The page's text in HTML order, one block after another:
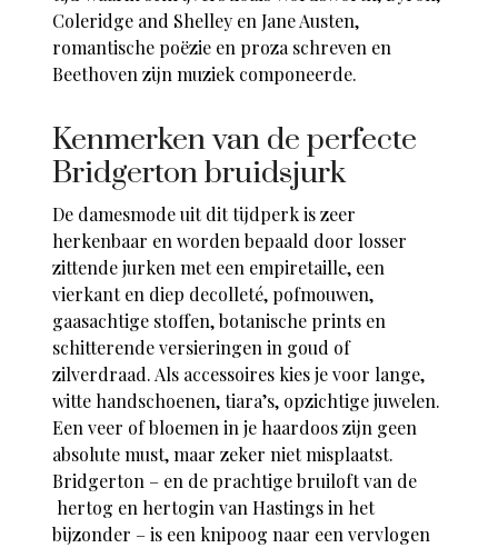
Coleridge and Shelley en Jane Austen,
romantische poëzie en proza schreven en
Beethoven zijn muziek componeerde.
Kenmerken van de perfecte
Bridgerton bruidsjurk
De damesmode uit dit tijdperk is zeer
herkenbaar en worden bepaald door losser
zittende jurken met een empiretaille, een
vierkant en diep decolleté, pofmouwen,
gaasachtige stoffen, botanische prints en
schitterende versieringen in goud of
zilverdraad. Als accessoires kies je voor lange,
witte handschoenen, tiara’s, opzichtige juwelen.
Een veer of bloemen in je haardoos zijn geen
absolute must, maar zeker niet misplaatst.
Bridgerton – en de prachtige bruiloft van de
hertog en hertogin van Hastings in het
bijzonder – is een knipoog naar een vervlogen